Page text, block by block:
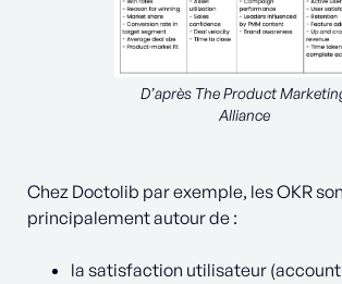
D’après The Product
Alliance
Chez Doctolib par exemple, les OKR
principalement autour de :
la satisfaction utilisateur